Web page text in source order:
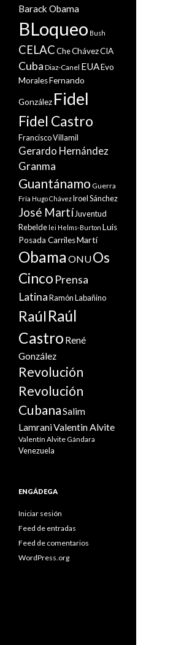
Barack Obama
BLoqueo Bush
CELACCheChávezCIA
Cuba Diaz-Canel EUAEvo
MoralesFernando
González Fidel
Fidel Castro
Francisco Villamil
Gerardo Hernández
Granma
Guantánamo Guerra
Fría Hugo ChávezIroel Sánchez
José Martí Juventud
Rebelde lei Helms-Burton Luis
Posada CarrilesMartí
Obama ONUOs
Cinco Prensa
LatinaRamón Labañino
RaúlRaúl
Castro René
González
Revolución
Revolución
CubanaSalim
LamraniValentin Alvite
Valentín Alvite Gándara
Venezuela
ENGÁDEGA
Iniciar sesión
Feed de entradas
Feed de comentarios
WordPress.org